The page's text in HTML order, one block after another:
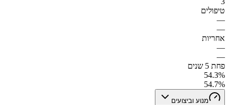
טיפולים
—
—
אחריות
—
—
פחת 5 שנים
54.3%
54.7%
מנוע וביצועים